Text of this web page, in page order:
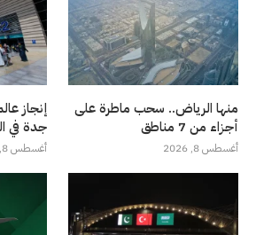
منها الرياض.. سحب ماطرة على
أجزاء من 7 مناطق
أغسطس 8, 2026
إنجاز
جدة في
أغسطس 8, 2026